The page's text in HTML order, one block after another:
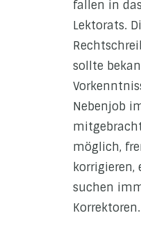
fallen in
Lektorats.
sollte
Nebenjob
möglich,
korrigieren,
suchen
Korrektoren.